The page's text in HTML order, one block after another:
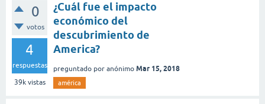
0
votos
4
respuestas
39kvistas
¿Cuál fue el impacto
económico del
descubrimiento de
America?
preguntado por anónimo Mar 15, 2018
américa